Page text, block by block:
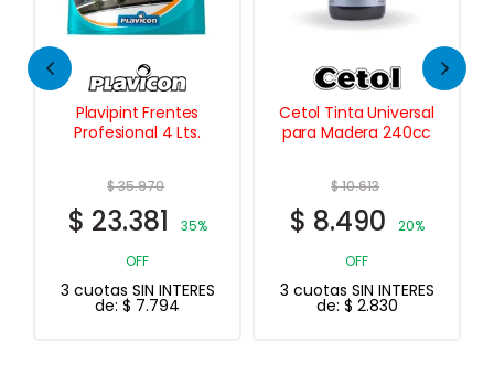
Plavipint Frentes
Profesional 4 Lts.
$35.970
$ 23.381
35%
OFF
3 cuotas SIN INTERES
de: $ 7.794
Cetol Tinta Universal
para Madera 240cc
$10.613
$ 8.490
20%
OFF
3 cuotas SIN INTERES
de: $ 2.830